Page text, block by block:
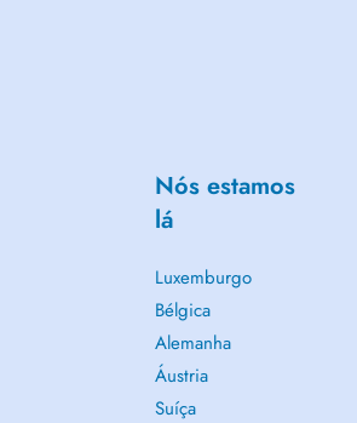
Nós estamos
lá
Luxemburgo
Bélgica
Alemanha
Áustria
Suíça